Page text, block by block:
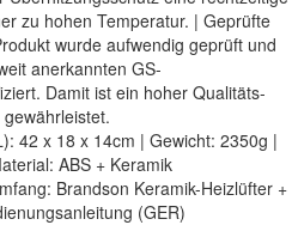
zu hohen Temperatur. | Geprüfte
wurde aufwendig geprüft und
anerkannten GS-
Damit ist ein hoher Qualitäts-
42 x 18 x 14cm | Gewicht: 2350g |
ABS + Keramik
Brandson Keramik-Heizlüfter +
(GER)